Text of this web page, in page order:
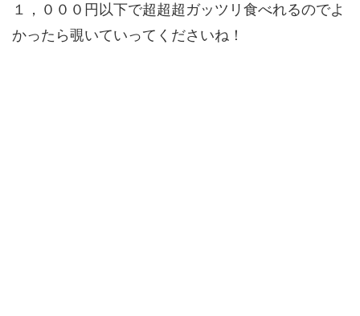
１，０００円以下で超超超ガッツリ食べれるのでよ
かったら覗いていってくださいね！